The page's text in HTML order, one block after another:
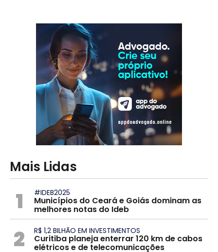
Mais Lidas
1 #IDEB2025
Municípios do Ceará e Goiás dominam as
melhores notas do Ideb
2 R$ 1,2 BILHÃO EM INVESTIMENTOS
Curitiba planeja enterrar 120 km de cabos
elétricos e de telecomunicações